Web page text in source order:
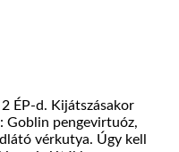
ÉP-d. Kijátszásakor
Goblin pengevirtuóz,
vérkutya. Úgy kell